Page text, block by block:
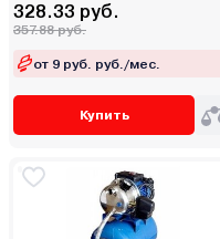
328.33 руб.
357.88 руб.
от 9 руб. руб./мес.
Купить